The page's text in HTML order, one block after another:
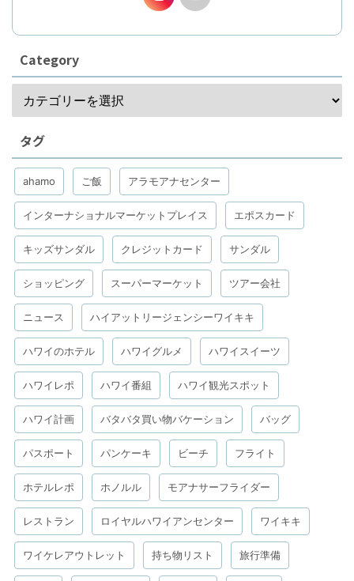
Category
タグ
ahamo ご飯 アラモアナセンター
インターナショナルマーケットプレイス エポスカード
キッズサンダル クレジットカード サンダル
ショッピング スーパーマーケット ツアー会社
ニュース ハイアットリージェンシーワイキキ
ハワイのホテル ハワイグルメ ハワイスイーツ
ハワイレポ ハワイ番組 ハワイ観光スポット
ハワイ計画 バタバタ買い物バケーション バッグ
パスポート パンケーキ ビーチ フライト
ホテルレポ ホノルル モアナサーフライダー
レストラン ロイヤルハワイアンセンター ワイキキ
ワイケレアウトレット 持ち物リスト 旅行準備